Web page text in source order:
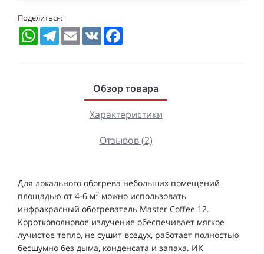
Поделиться:
WhatsAppTelegramEmail VK
Обзор товара
Характеристики
Отзывов (2)
Для локального обогрева небольших помещений
площадью от 4-6 м2 можно использовать
инфракрасный обогреватель Master Coffee 12.
Коротковолновое излучение обеспечивает мягкое
лучистое тепло, не сушит воздух, работает полностью
бесшумно без дыма, конденсата и запаха. ИК